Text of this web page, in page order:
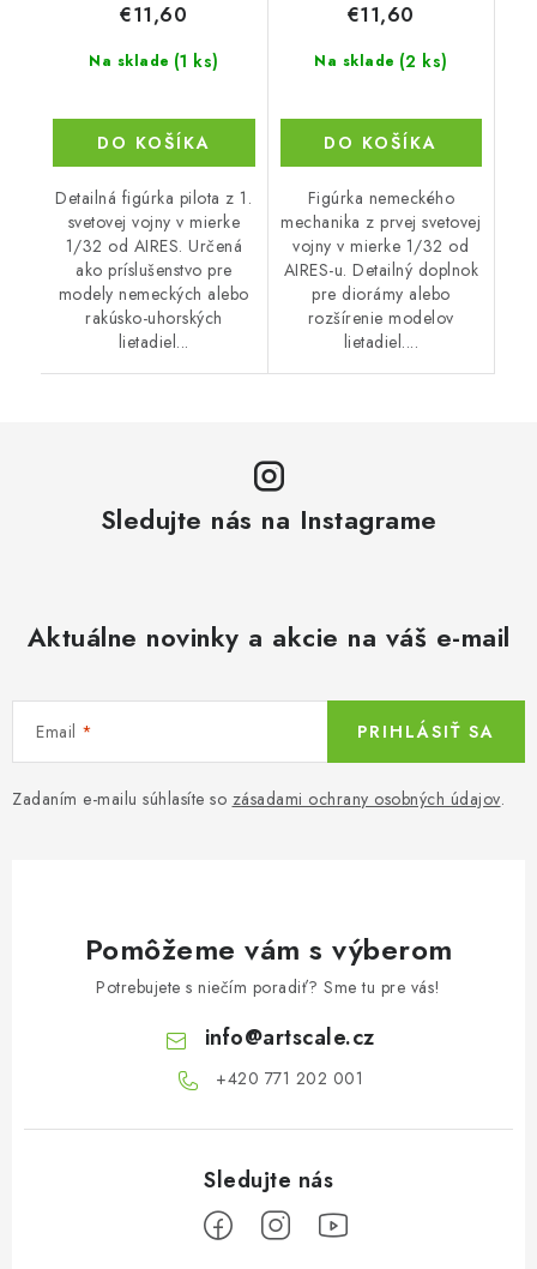
Na sklade (1 ks)
€11,60
DO KOŠÍKA
Detailná figúrka pilota z 1.
svetovej vojny v mierke
1/32 od AIRES. Určená
ako príslušenstvo pre
modely nemeckých alebo
rakúsko-uhorských
lietadiel...
Na sklade (2 ks)
€11,60
DO KOŠÍKA
Figúrka nemeckého
mechanika z prvej svetovej
vojny v mierke 1/32 od
AIRES-u. Detailný doplnok
pre diorámy alebo
rozšírenie modelov
lietadiel....
Sledujte nás na Instagrame
Aktuálne novinky a akcie na váš e-mail
Email
Zadaním e-mailu súhlasíte so zásadami ochrany osobných údajov.
PRIHLÁSIŤ SA
Pomôžeme vám s výberom
Potrebujete s niečím poradiť? Sme tu pre vás!
info@artscale.cz
+420 771 202 001​